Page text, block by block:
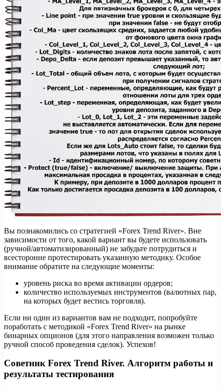
Вы познакомились со стратегией «Forex Trend River». Вне
зависимости от того, какой вариант вы будете использовать
(ручной/автоматизированный) не забудьте потрудиться и
всесторонне протестировать указанную методику. Особое
внимание обратите на следующие моменты:
уровень риска во время активации ордеров;
количество используемых инструментов (валютных пар,
на которых будет вестись торговля).
Если ни один из вариантов вам не подходит, попробуйте
поработать с методикой «Forex Trend River» на рынке
бинарных опционов (для этого направления возможен только
ручной способ проведения сделок). Успехов!
Советник Forex Trend River. Алгоритм работы и
результаты тестирования